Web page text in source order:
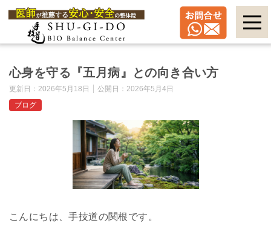
心身を守る『五月病』との向き合い方
更新日： 2026年5月18日 公開日： 2026年5月4日
ブログ
こんにちは、手技道の関根です。